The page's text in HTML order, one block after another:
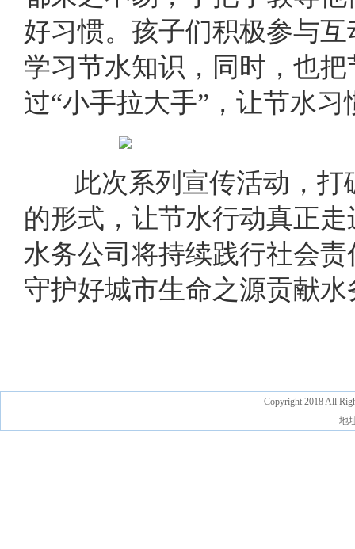
好习惯。孩子们积极参与
学习节水知识，同时，也
过“小手拉大手”，让节水
此次系列宣传活动，打
的形式，让节水行动真正
水务公司将持续践行社会
守护好城市生命之源贡献
Copyright 2018 All
地